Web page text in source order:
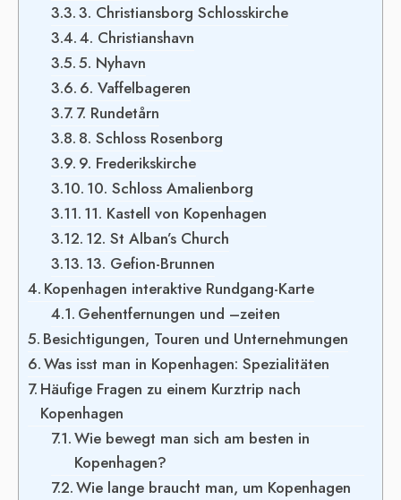
3. Christiansborg Schlosskirche
4. Christianshavn
5. Nyhavn
6. Vaffelbageren
7. Rundetårn
8. Schloss Rosenborg
9. Frederikskirche
10. Schloss Amalienborg
11. Kastell von Kopenhagen
12. St Alban’s Church
13. Gefion-Brunnen
Kopenhagen interaktive Rundgang-Karte
Gehentfernungen und –zeiten
Besichtigungen, Touren und Unternehmungen
Was isst man in Kopenhagen: Spezialitäten
Häufige Fragen zu einem Kurztrip nach
Kopenhagen
Wie bewegt man sich am besten in
Kopenhagen?
Wie lange braucht man, um Kopenhagen